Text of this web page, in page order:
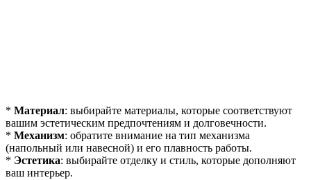
* Материал: выбирайте материалы, которые соответствуют
вашим эстетическим предпочтениям и долговечности.
* Механизм: обратите внимание на тип механизма
(напольный или навесной) и его плавность работы.
* Эстетика: выбирайте отделку и стиль, которые дополняют
ваш интерьер.